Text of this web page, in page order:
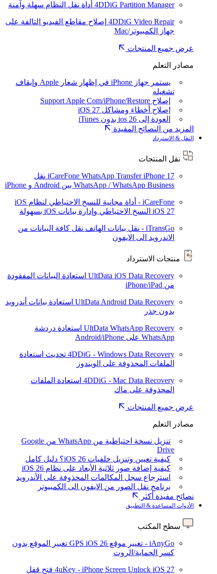
4DDiG Partition Manager أداة نقل النظام سهلة وآمنة
4DDiG Video Repair إصلاح مقاطع الفيديو التالفة على
جهاز الكمبيوتر/Mac
عرض جميع المنتجات
مصادر التعلم
يستمر جهاز iPhone في إظهار شعار Apple وإيقاف
تشغيله
إصلاح Support Apple Com/iPhone/Restore
إصلاح أخطاء ومشاكل iOS 27
العودة إلى ios 26 بدون iTunes
المزيد من النصائح المفيدة
النقل & الاسترداد
نقل المنتجات
iCareFone WhatsApp TransferiPhone 17
نقل
WhatsApp / WhatsApp Business بين Android و iPhone
iCareFone - أداة مجانية للنسخ الاحتياطي لنظام iOS
iOS 27 النسخ الاحتياطي وإدارة بيانات iOS بسهولة
iTransGo - نقل بيانات الهاتف
نقل كافة البيانات من
الاندرويد الى الايفون
منتجات الاسترداد
UltData iOS Data Recovery استعادة البيانات المفقودة
من iPhone/iPad
UltData Android Data Recovery استعادة بيانات أندرويد
بدون جذر
UltData WhatsApp Recovery استعادة دردشة
WhatsApp على Android/iPhone
4DDiG - Windows Data Recovery تحديث استعادة
الملفات المحذوفة على الويندوز
4DDiG - Mac Data Recovery استعادة الملفات
المحذوفة على ماك
عرض جميع المنتجات
مصادر التعلم
تنزيل نسخة احتياطية من WhatsApp من Google
Drive
كيفية تعيين وتنزيل خلفيات iOS 26؟ دليل كامل
كيفية إضافة صور ثلاثية الأبعاد على نظام iOS 26
استرجاع سجل المكالمات المحذوفة على الأندرويد
برنامج نقل الصور من الايفون الى الكمبيوتر
نصائح مفيدة أكثر
الأدوات المساعدة & التطبيق
سطح المكتب
iAnyGo - تغيير موقع GPS iOS 26
تغيير الموقع بدون
كسر الحماية/الروت
4uKey - iPhone Screen Unlock iOS 27
فتح قفل